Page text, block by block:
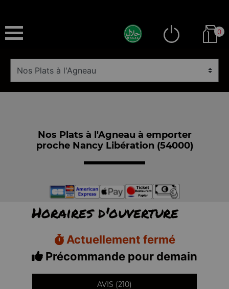
0
Nos Plats à l'Agneau à emporter
proche Nancy Libération (54000)
Horaires d'ouverture
Actuellement fermé
Précommande pour demain
AVIS (210)